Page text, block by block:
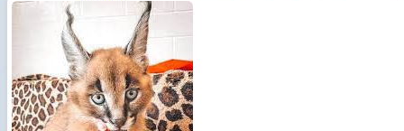
Português
Deutsch
Italiano
Türkçe
Русский
हिन्दी
বাংলা